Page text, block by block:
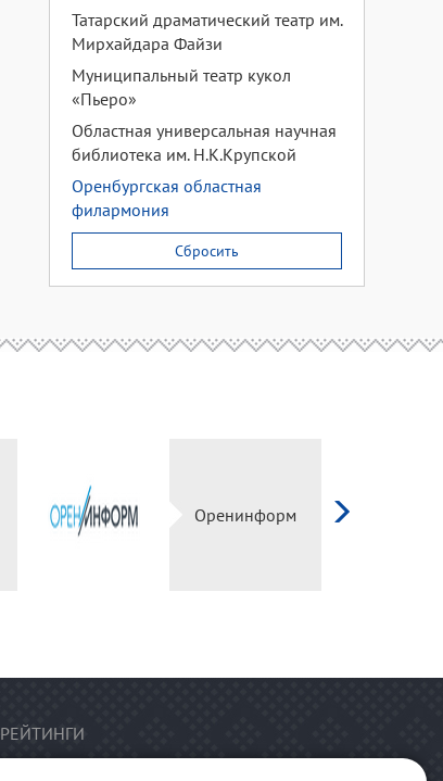
Татарский драматический театр им.
Мирхайдара Файзи
Муниципальный театр кукол
«Пьеро»
Областная универсальная научная
библиотека им. Н.К.Крупской
Оренбургская областная
филармония
Сбросить
Оренинформ
РЕЙТИНГИ